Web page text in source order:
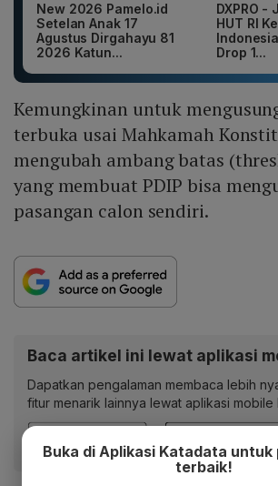
New 2026 Pamelo.id
Setelan Anak 17
Agustus Dirgahayu 81
2026 Katun...
DXPRO -
HUT RI
Drop 1...
Kemungkinan untuk
terbuka usai Mahkamah
mengubah ambang batas
yang membuat PDIP bisa
pasangan calon sendiri.
Baca artikel ini lewat aplikasi
Dapatkan pengalaman membaca lebih
fitur menarik lainnya lewat aplikasi mobile
Buka di Aplikasi Katadata untuk
terbaik!